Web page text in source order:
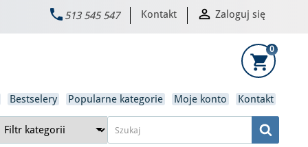
 513 545 547 Kontakt  Zaloguj się
shopping_cart
0
Bestselery Popularne kategorie Moje konto Kontakt
×